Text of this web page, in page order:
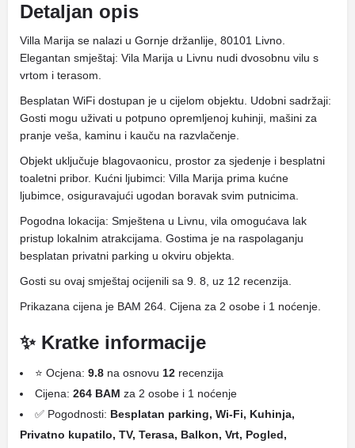
Detaljan opis
Villa Marija se nalazi u Gornje držanlije, 80101 Livno.
Elegantan smještaj: Vila Marija u Livnu nudi dvosobnu vilu s
vrtom i terasom.
Besplatan WiFi dostupan je u cijelom objektu. Udobni sadržaji:
Gosti mogu uživati ​​u potpuno opremljenoj kuhinji, mašini za
pranje veša, kaminu i kauču na razvlačenje.
Objekt uključuje blagovaonicu, prostor za sjedenje i besplatni
toaletni pribor. Kućni ljubimci: Villa Marija prima kućne
ljubimce, osiguravajući ugodan boravak svim putnicima.
Pogodna lokacija: Smještena u Livnu, vila omogućava lak
pristup lokalnim atrakcijama. Gostima je na raspolaganju
besplatan privatni parking u okviru objekta.
Gosti su ovaj smještaj ocijenili sa 9. 8, uz 12 recenzija.
Prikazana cijena je BAM 264. Cijena za 2 osobe i 1 noćenje.
✨ Kratke informacije
⭐ Ocjena: 9.8 na osnovu 12 recenzija
Cijena: 264 BAM za 2 osobe i 1 noćenje
✅ Pogodnosti: Besplatan parking, Wi-Fi, Kuhinja,
Privatno kupatilo, TV, Terasa, Balkon, Vrt, Pogled,